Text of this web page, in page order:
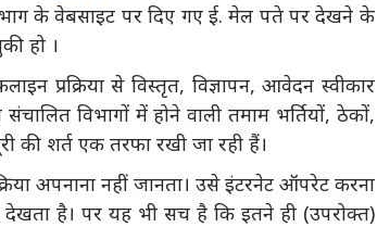
के वेबसाइट पर दिए गए ई. मेल पते पर देखने के
हो ।
प्रक्रिया से विस्तृत, विज्ञापन, आवेदन स्वीकार
विभागों में होने वाली तमाम भर्तियों, ठेकों,
की शर्त एक तरफा रखी जा रही हैं।
अपनाना नहीं जानता। उसे इंटरनेट ऑपरेट करना
है। पर यह भी सच है कि इतने ही (उपरोक्त)